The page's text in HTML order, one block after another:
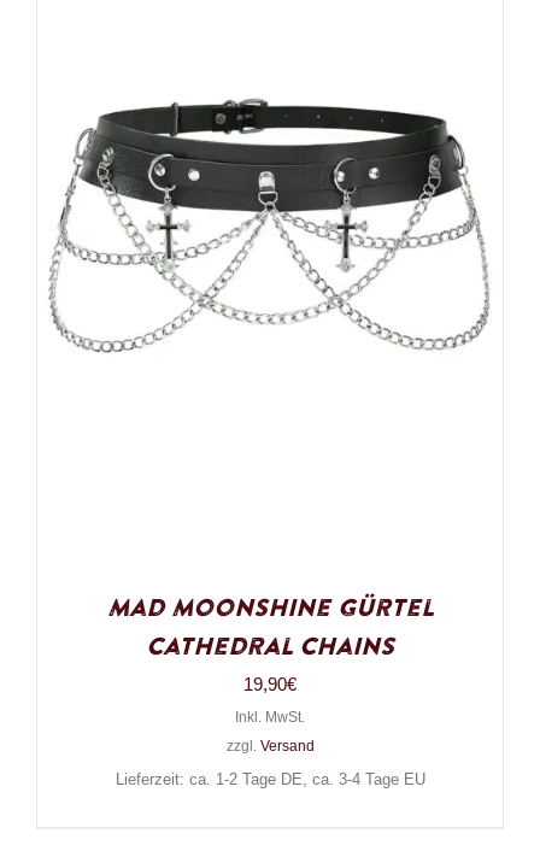
Mad Moonshine Gürtel
Cathedral Chains
19,90€
Inkl. MwSt.
zzgl. Versand
Lieferzeit: ca. 1-2 Tage DE, ca. 3-4 Tage EU